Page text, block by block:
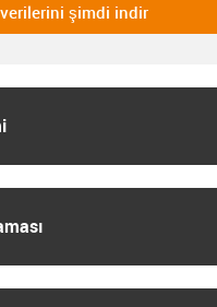
cad-dateienşimdi indir